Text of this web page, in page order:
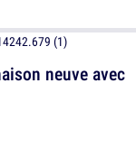
neuve avec